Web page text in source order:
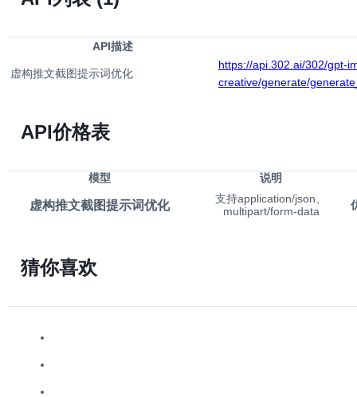
API描述
虚构推文截图提示词优化
https://api.302.ai/302/gpt-
creative/generate/
API价格表
模型 说明
虚构推文截图提示词优化
支持application/json、
multipart/form-data
猜你喜欢